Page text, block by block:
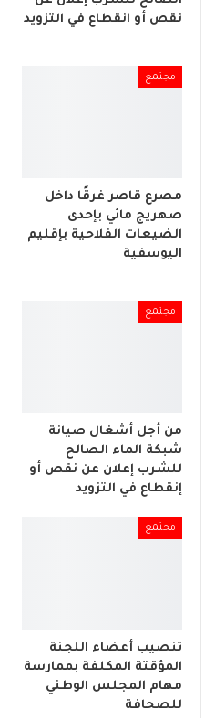
نقص أو انقطاع في التزويد
مجتمع
مصرع قاصر غرقًا داخل
صهريج مائي بإحدى
الضيعات الفلاحية بإقليم
اليوسفية
مجتمع
من أجل أشغال صيانة
شبكة الماء الصالح
للشرب إعلان عن نقص أو
إنقطاع في التزويد
مجتمع
تنصيب أعضاء اللجنة
المؤقتة المكلفة بممارسة
مهام المجلس الوطني
للصحافة